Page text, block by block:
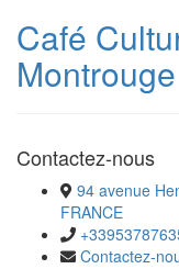
Café
Montrouge
Contactez-nous
94 avenue
FRANCE
Contactez-